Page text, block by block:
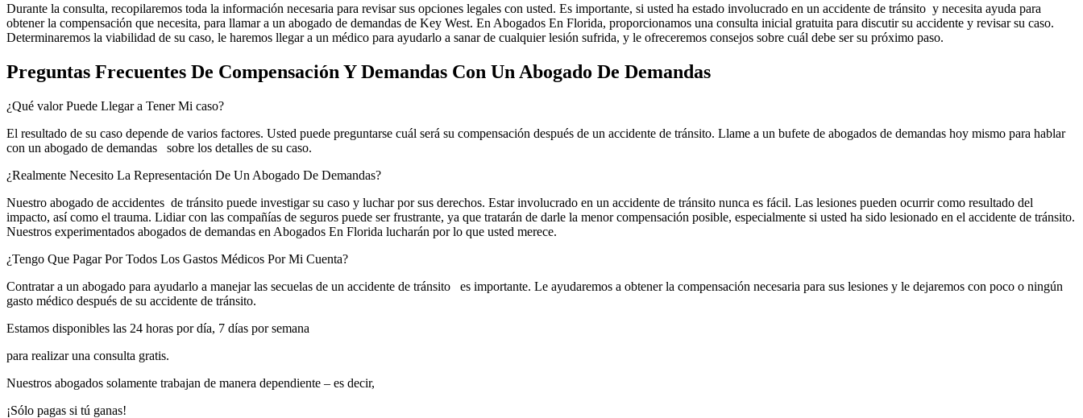
Durante la consulta, recopilaremos toda la información necesaria para revisar sus opciones legales con usted. Es importante, si usted ha estado involucrado en un accidente de tránsito y necesita ayuda para
obtener la compensación que necesita, para llamar a un abogado de demandas de Key West. En Abogados En Florida, proporcionamos una consulta inicial gratuita para discutir su accidente y revisar su caso.
Determinaremos la viabilidad de su caso, le haremos llegar a un médico para ayudarlo a sanar de cualquier lesión sufrida, y le ofreceremos consejos sobre cuál debe ser su próximo paso.
Preguntas Frecuentes De Compensación Y Demandas Con Un Abogado De Demandas
¿Qué valor Puede Llegar a Tener Mi caso?
El resultado de su caso depende de varios factores. Usted puede preguntarse cuál será su compensación después de un accidente de tránsito. Llame a un bufete de abogados de demandas hoy mismo para hablar
con un abogado de demandas sobre los detalles de su caso.
¿Realmente Necesito La Representación De Un Abogado De Demandas?
Nuestro abogado de accidentes de tránsito puede investigar su caso y luchar por sus derechos. Estar involucrado en un accidente de tránsito nunca es fácil. Las lesiones pueden ocurrir como resultado del
impacto, así como el trauma. Lidiar con las compañías de seguros puede ser frustrante, ya que tratarán de darle la menor compensación posible, especialmente si usted ha sido lesionado en el accidente de tránsito.
Nuestros experimentados abogados de demandas en Abogados En Florida lucharán por lo que usted merece.
¿Tengo Que Pagar Por Todos Los Gastos Médicos Por Mi Cuenta?
Contratar a un abogado para ayudarlo a manejar las secuelas de un accidente de tránsito es importante. Le ayudaremos a obtener la compensación necesaria para sus lesiones y le dejaremos con poco o ningún
gasto médico después de su accidente de tránsito.
Estamos disponibles las 24 horas por día, 7 días por semana
para realizar una consulta gratis.
Nuestros abogados solamente trabajan de manera dependiente – es decir,
¡Sólo pagas si tú ganas!